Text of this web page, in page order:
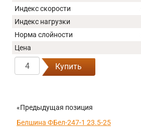
Индекс скорости
Индекс нагрузки
Норма слойности
Цена
Купить
«Предыдущая позиция
Белшина ФБел-247-1 23.5-25